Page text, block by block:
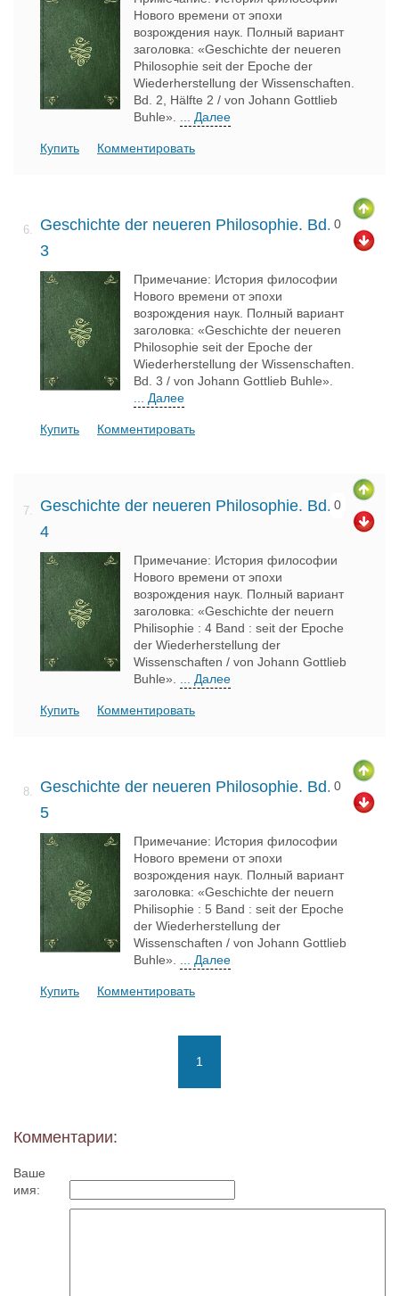
Нового времени от эпохи
возрождения наук. Полный вариант
заголовка: «Geschichte der neueren
Philosophie seit der Epoche der
Wiederherstellung der Wissenschaften.
Bd. 2, Hälfte 2 / von Johann Gottlieb
Buhle».
... Далее
Купить Комментировать
6.
Geschichte der neueren Philosophie. Bd.
3
0
Примечание: История философии
Нового времени от эпохи
возрождения наук. Полный вариант
заголовка: «Geschichte der neueren
Philosophie seit der Epoche der
Wiederherstellung der Wissenschaften.
Bd. 3 / von Johann Gottlieb Buhle».
... Далее
Купить Комментировать
7.
Geschichte der neueren Philosophie. Bd.
4
0
Примечание: История философии
Нового времени от эпохи
возрождения наук. Полный вариант
заголовка: «Geschichte der neuern
Philisophie : 4 Band : seit der Epoche
der Wiederherstellung der
Wissenschaften / von Johann Gottlieb
Buhle».
... Далее
Купить Комментировать
8.
Geschichte der neueren Philosophie. Bd.
5
0
Примечание: История философии
Нового времени от эпохи
возрождения наук. Полный вариант
заголовка: «Geschichte der neuern
Philisophie : 5 Band : seit der Epoche
der Wiederherstellung der
Wissenschaften / von Johann Gottlieb
Buhle».
... Далее
Купить Комментировать
1
Комментарии:
Ваше
имя: